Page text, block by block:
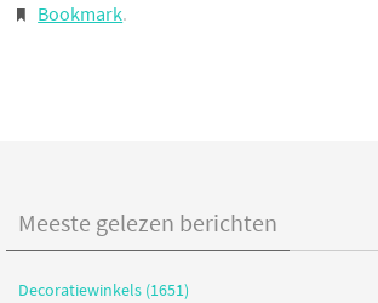
Bookmark.
Meeste gelezen berichten
Decoratiewinkels (1651)